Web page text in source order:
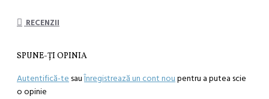
RECENZII
SPUNE-ŢI OPINIA
Autentifică-te sauÎnregistrează un cont nou pentru a putea scie
o opinie